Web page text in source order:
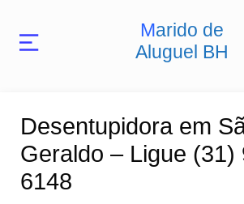
Marido de
Aluguel BH
Desentupidora em
Geraldo – Ligue (31)
6148